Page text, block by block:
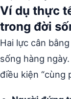
Ví dụ thực
trong đời
Hai lực cân
sống hàng
điều kiện “cùng